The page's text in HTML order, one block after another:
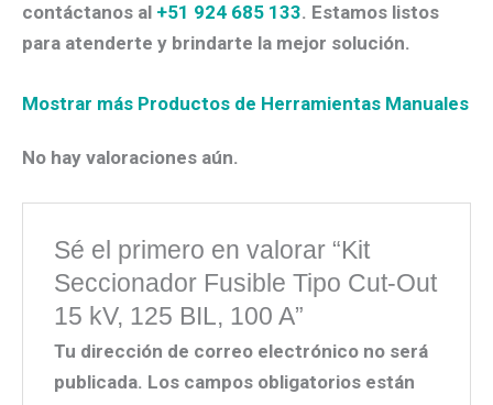
contáctanos al +51 924 685 133. Estamos listos
para atenderte y brindarte la mejor solución.
Mostrar más Productos de Herramientas Manuales
No hay valoraciones aún.
Sé el primero en valorar “Kit
Seccionador Fusible Tipo Cut-Out
15 kV, 125 BIL, 100 A”
Tu dirección de correo electrónico no será
publicada. Los campos obligatorios están